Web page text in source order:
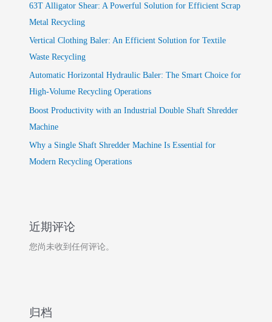
63T Alligator Shear: A Powerful Solution for Efficient Scrap
Metal Recycling
Vertical Clothing Baler: An Efficient Solution for Textile
Waste Recycling
Automatic Horizontal Hydraulic Baler: The Smart Choice for
High-Volume Recycling Operations
Boost Productivity with an Industrial Double Shaft Shredder
Machine
Why a Single Shaft Shredder Machine Is Essential for
Modern Recycling Operations
近期评论
您尚未收到任何评论。
归档